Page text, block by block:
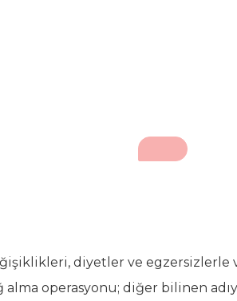
diyetler ve egzersizlerle
operasyonu; diğer bilinen